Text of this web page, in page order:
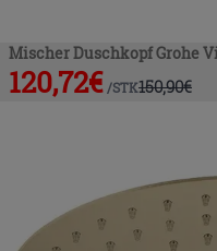
Mischer Duschkopf Grohe
120,72€ /STK150,90€